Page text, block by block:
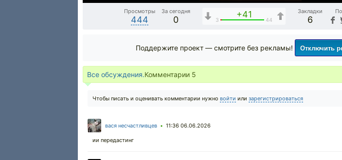
Просмотры
444
За сегодня
0
+41
3 44
Закладки
6
Поддержите проект — смотрите без рекламы! Отключить
Все обсуждения.Комментарии 5
Чтобы писать и оценивать комментарии нужно войти или зарегистрироваться
вася несчастливцев • 11:36 06.06.2026
ии передастинг